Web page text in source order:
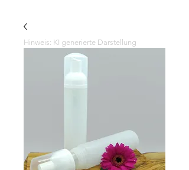
Hinweis: KI generierte Darstellung